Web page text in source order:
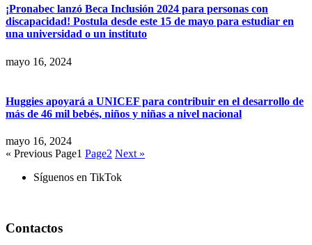
¡Pronabec lanzó Beca Inclusión 2024 para personas con
discapacidad! Postula desde este 15 de mayo para estudiar en
una universidad o un instituto
mayo 16, 2024
Huggies apoyará a UNICEF para contribuir en el desarrollo de
más de 46 mil bebés, niños y niñas a nivel nacional
mayo 16, 2024
« Previous Page1 Page2 Next »
Síguenos en TikTok
Contactos